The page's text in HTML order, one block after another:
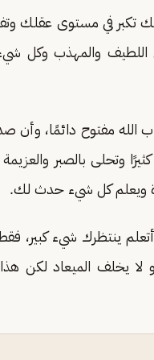
تكبر في مستوى عقلك
اللطيف والمهذب وكل
الله مفتوح دائمًا،
وتحلى بالصبر
ويعلم كل شيء حدث لك.
ينتظرك شيء كبير،
يخلف الميعاد لكن